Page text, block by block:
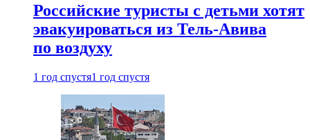
Российские туристы с детьми хотят
эвакуироваться из Тель-Авива
по воздуху
1 год спустя1 год спустя